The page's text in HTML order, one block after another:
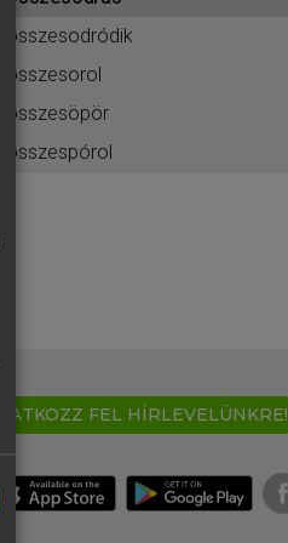
összesodródik
összesorol
összesöpör
összespórol
IRATKOZZ FEL HÍRLEVELÜNKRE!